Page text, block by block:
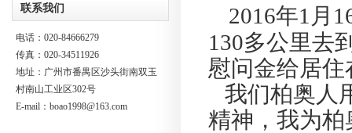
联系我们
电话：020-84666279
传真：020-34511926
地址：广州市番禺区沙头街南双玉
村南山工业区302号
E-mail： boao1998@163.com
2016年1月
130多公里去
慰问金给居
我们柏奥人
精神，我为